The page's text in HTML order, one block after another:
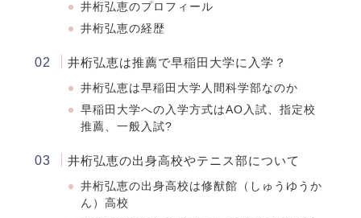
井桁弘恵のプロフィール
井桁弘恵の経歴
井桁弘恵は推薦で早稲田大学に入学？
井桁弘恵は早稲田大学人間科学部なのか
早稲田大学への入学方式はAO入試、指定校
推薦、一般入試?
井桁弘恵の出身高校やテニス部について
井桁弘恵の出身高校は修猷館（しゅうゆうか
ん）高校